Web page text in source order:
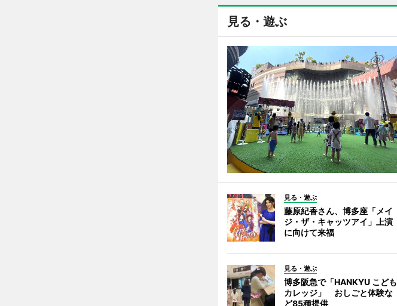
見る・遊ぶ
見る・遊ぶ
藤原紀香さん、博多座「メイ
ジ・ザ・キャッツアイ」上演
に向けて来福
見る・遊ぶ
博多阪急で「HANKYU こども
カレッジ」 おしごと体験な
ど85種提供